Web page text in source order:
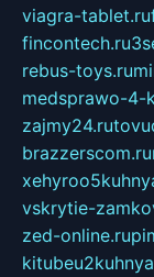
viagra-tablet.ru
fincontech.ru
rebus-toys.ru
medsprawo-4-
zajmy24.ru
brazzerscom.ru
vskrytie-
zed-online.ru